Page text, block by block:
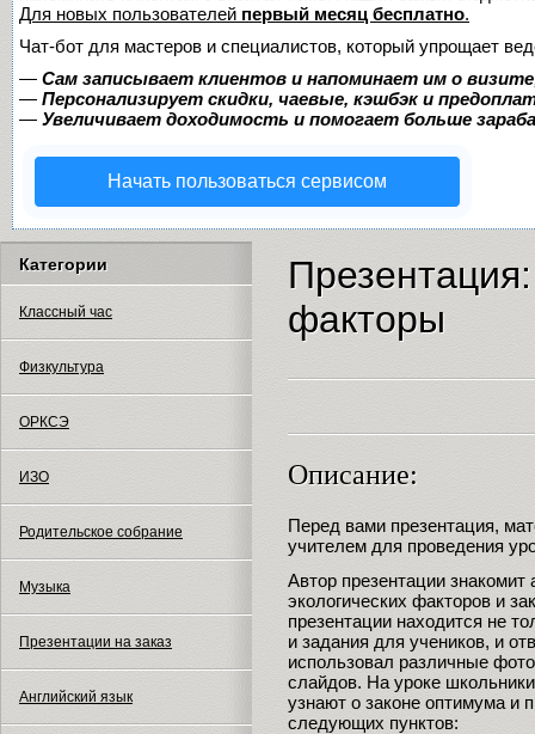
Для новых пользователей первый месяц бесплатно.
Чат-бот для мастеров и специалистов, который упрощает
— Сам записывает клиентов и напоминает им о
— Персонализирует скидки, чаевые, кэшбэк и
— Увеличивает доходимость и помогает больше
Начать пользоваться сервисом
Категории
Классный час
Физкультура
ОРКСЭ
ИЗО
Родительское собрание
Музыка
Презентации на заказ
Английский язык
факторы
Описание:
Перед вами презентация,
учителем для проведения
Автор презентации
экологических факторов и
презентации находится не
и задания для учеников, и
использовал различные
слайдов. На уроке
узнают о законе оптимума и
следующих пунктов: